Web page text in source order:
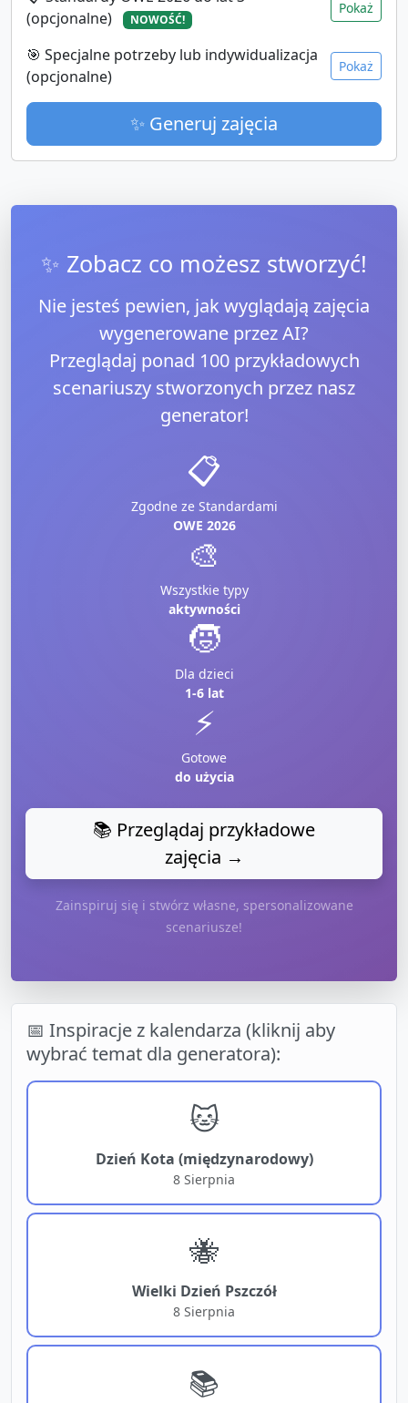
(opcjonalne)
NOWOŚĆ!
Pokaż
🎯 Specjalne potrzeby lub indywidualizacja
(opcjonalne)
Pokaż
✨ Generuj zajęcia
✨ Zobacz co możesz stworzyć!
Nie jesteś pewien, jak wyglądają zajęcia
wygenerowane przez AI?
Przeglądaj ponad 100 przykładowych
scenariuszy stworzonych przez nasz
generator!
📋
Zgodne ze Standardami
OWE 2026
🎨
Wszystkie typy
aktywności
🧒
Dla dzieci
1-6 lat
⚡
Gotowe
do użycia
📚 Przeglądaj przykładowe
zajęcia →
Zainspiruj się i stwórz własne, spersonalizowane
scenariusze!
📅 Inspiracje z kalendarza (kliknij aby
wybrać temat dla generatora):
🐱
Dzień Kota (międzynarodowy)
8 Sierpnia
🐝
Wielki Dzień Pszczół
8 Sierpnia
📚